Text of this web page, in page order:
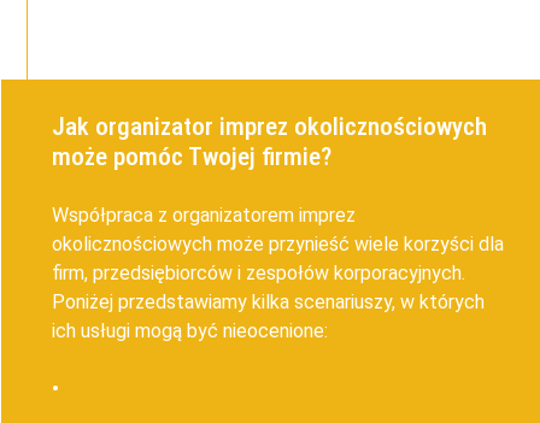
Jak organizator imprez okolicznościowych
może pomóc Twojej firmie?
Współpraca z organizatorem imprez
okolicznościowych może przynieść wiele korzyści dla
firm, przedsiębiorców i zespołów korporacyjnych.
Poniżej przedstawiamy kilka scenariuszy, w których
ich usługi mogą być nieocenione: